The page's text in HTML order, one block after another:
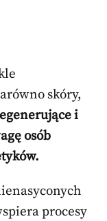
skóry,
i
osób
procesy